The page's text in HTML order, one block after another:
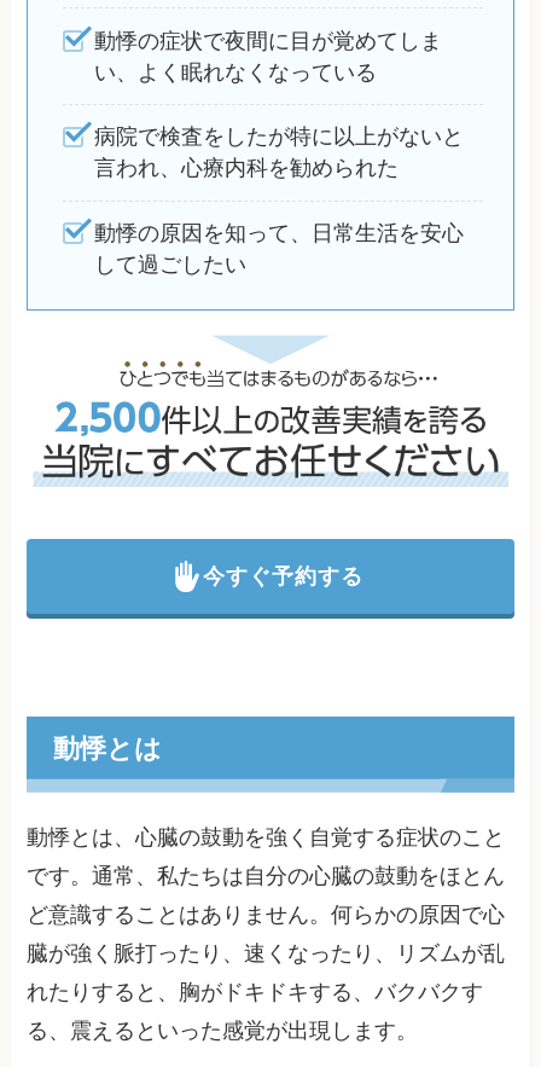
動悸の症状で夜間に目が覚めてしま
い、よく眠れなくなっている
病院で検査をしたが特に以上がないと
言われ、心療内科を勧められた
動悸の原因を知って、日常生活を安心
して過ごしたい
今すぐ予約する
動悸とは
動悸とは、心臓の鼓動を強く自覚する症状のこと
です。通常、私たちは自分の心臓の鼓動をほとん
ど意識することはありません。何らかの原因で心
臓が強く脈打ったり、速くなったり、リズムが乱
れたりすると、胸がドキドキする、バクバクす
る、震えるといった感覚が出現します。